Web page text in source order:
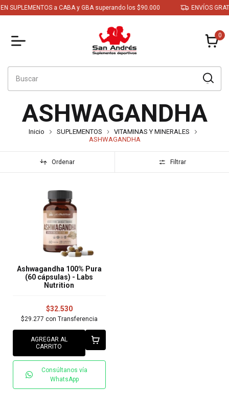
a CABA y GBA superando los $90.000 ENVÍOS GRATIS
0
ASHWAGANDHA
Inicio SUPLEMENTOS
VITAMINAS Y MINERALES
ASHWAGANDHA
Ordenar Filtrar
Ashwagandha 100% Pura
(60 cápsulas) - Labs
Nutrition
$32.530
$29.277 con Transferencia
AGREGAR AL
CARRITO
Consúltanos vía
WhatsApp